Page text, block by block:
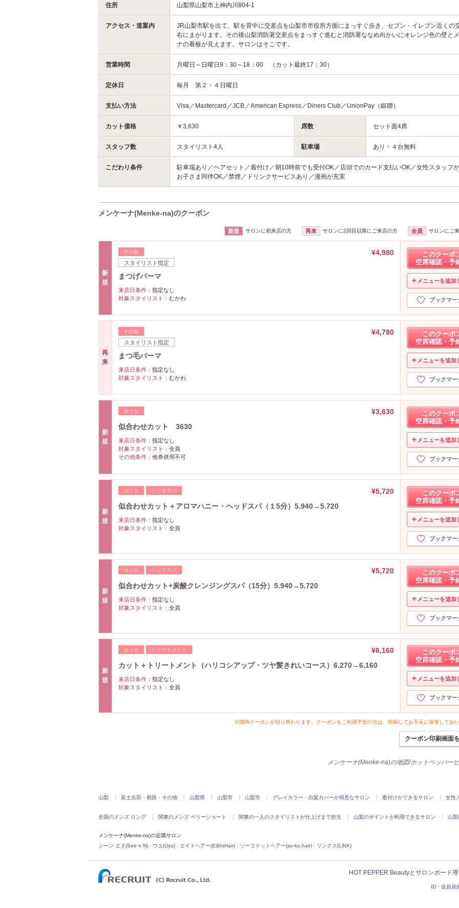
住所 山梨県山梨市上神内川804-1
アクセス・道案内
JR山梨市駅を出て、駅を背中に交差点を山梨市市役所方面にまっすぐ歩き、セブン・イレブン近くの
右にまがります。その後山梨消防署交差点をまっすぐ進むと消防署ななめ向かいにオレンジ色の壁と
ナの看板が見えます。サロンはそこです。
営業時間 月曜日～日曜日9：30～18：00 （カット最終17：30）
定休日 毎月 第２・４日曜日
支払い方法 Visa／Mastercard／JCB／American Express／Diners Club／UnionPay（銀聯）
カット価格 ￥3,630 席数 セット面4席
スタッフ数 スタイリスト4人 駐車場 あり・４台無料
こだわり条件
駐車場あり／ヘアセット／着付け／朝10時前でも受付OK／店頭でのカード支払いOK／女性スタッフ
お子さま同伴OK／禁煙／ドリンクサービスあり／漫画が充実
メンケーナ(Menke-na)のクーポン
新規 サロンに初来店の方 再来 サロンに2回目以降にご来店の方 全員 サロンにご
新
規
その他
スタイリスト指定
¥4,980
まつげパーマ
来店日条件： 指定なし
対象スタイリスト： むかわ
このクーポ
空席確認・予
メニューを追加
ブックマー
再
来
その他
スタイリスト指定
¥4,780
まつ毛パーマ
来店日条件： 指定なし
対象スタイリスト： むかわ
このクーポ
空席確認・予
メニューを追加
ブックマー
新
規
カット
¥3,630
似合わせカット 3630
来店日条件： 指定なし
対象スタイリスト： 全員
その他条件： 他券併用不可
このクーポ
空席確認・予
メニューを追加
ブックマー
新
規
カット ヘッドスパ
¥5,720
似合わせカット＋アロマハニー・ヘッドスパ（１5分）5.940→5.720
来店日条件： 指定なし
対象スタイリスト： 全員
このクーポ
空席確認・予
メニューを追加
ブックマー
新
規
カット ヘッドスパ
¥5,720
似合わせカット+炭酸クレンジングスパ（15分）5.940→5.720
来店日条件： 指定なし
対象スタイリスト： 全員
このクーポ
空席確認・予
メニューを追加
ブックマー
新
規
カット トリートメント
¥6,160
カット＋トリートメント（ハリコシアップ・ツヤ髪きれいコース）6.270→6.160
来店日条件： 指定なし
対象スタイリスト： 全員
このクーポ
空席確認・予
メニューを追加
ブックマー
※随時クーポンが切り替わります。クーポンをご利用予定の方は、印刷してお手元に保管しておい
クーポン印刷画面
メンケーナ(Menke-na)の地図/ホットペッパー
山梨 富士吉田・都留・その他 山梨県 山梨市 山梨市 グレイカラー・白髪カバーが得意なサロン 着付けができるサロン 女性
全国のメンズ ロング 関東のメンズ ベリーショート 関東の一人のスタイリストが仕上げまで担当 山梨のポイントが利用できるサロン 山梨
メンケーナ(Menke-na)の近隣サロン
シーン エヌ(See n N) | ウユ(Uyu) | エイトヘアー(Ei8htHair) | ソーコドットヘアー(so-ko.hair) | リンクス(LiNX)
HOT PEPPER Beautyとサロンボード
ID・会員規